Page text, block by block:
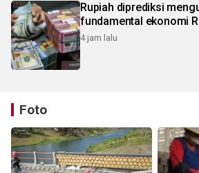
Rupiah diprediksi
fundamental ekonomi
4 jam lalu
Foto